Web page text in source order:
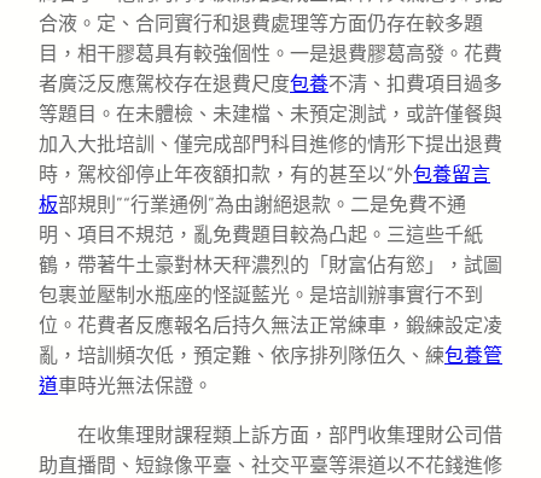
合液。定、合同實行和退費處理等方面仍存在較多題
目，相干膠葛具有較強個性。一是退費膠葛高發。花費
者廣泛反應駕校存在退費尺度包養不清、扣費項目過多
等題目。在未體檢、未建檔、未預定測試，或許僅餐與
加入大批培訓、僅完成部門科目進修的情形下提出退費
時，駕校卻停止年夜額扣款，有的甚至以“外包養留言
板部規則”“行業通例”為由謝絕退款。二是免費不通
明、項目不規范，亂免費題目較為凸起。三這些千紙
鶴，帶著牛土豪對林天秤濃烈的「財富佔有慾」，試圖
包裹並壓制水瓶座的怪誕藍光。是培訓辦事實行不到
位。花費者反應報名后持久無法正常練車，鍛練設定凌
亂，培訓頻次低，預定難、依序排列隊伍久、練包養管
道車時光無法保證。
在收集理財課程類上訴方面，部門收集理財公司借
助直播間、短錄像平臺、社交平臺等渠道以不花錢進修